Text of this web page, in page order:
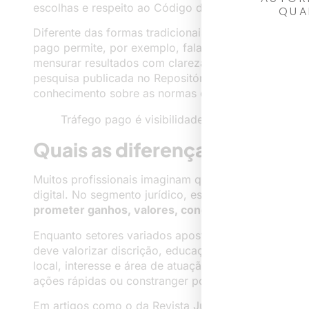
escolhas e respeito ao Código de Ética da OAB
Diferente das formas tradicionais, que apostam em
pago permite, por exemplo, falar apenas com
mensurar resultados com clareza. Tudo isso,
pesquisa publicada no Repositório Institucional do
conhecimento sobre as normas da OAB e do
Tráfego pago é visibilidade, mas nunca deve
Quais as diferenças do
Muitos profissionais imaginam que basta copiar
digital. No segmento jurídico, essa abordagem não
prometer ganhos, valores, condições, nem fazer
Enquanto setores variados apostam em gatilhos
deve valorizar discrição, educação e informação
local, interesse e área de atuação ganham ainda
ações rápidas ou constranger potenciais clientes.
Em artigos como o da Revista Jurídica da